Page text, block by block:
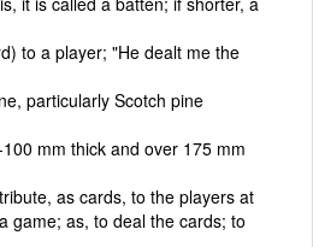
to a player; "He dealt me the
particularly Scotch pine
mm thick and over 175 mm
as cards, to the players at
game; as, to deal the cards; to